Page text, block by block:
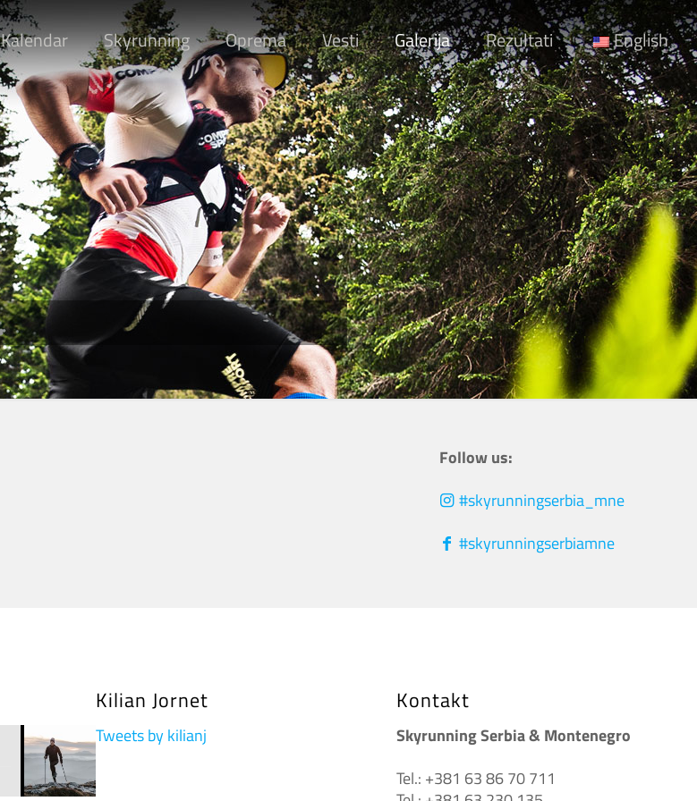
Kalendar Skyrunning Oprema Vesti Galerija Rezultati English
Follow us:
#skyrunningserbia_mne
#skyrunningserbiamne
Kilian Jornet
Tweets by kilianj
Kontakt
Skyrunning Serbia & Montenegro
Tel.: +381 63 86 70 711